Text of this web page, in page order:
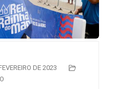
DE 2023